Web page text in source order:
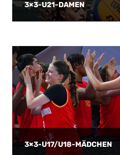
3×3-U21-DAMEN
3×3-U17/U18-MÄDCHEN